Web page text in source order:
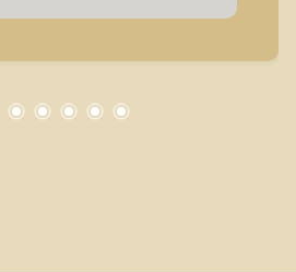
agilidade e segurança, em
lançamentos da cidade